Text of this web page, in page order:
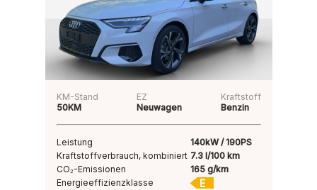
KM-Stand
50KM
EZ
Neuwagen
Kraftstoff
Benzin
Leistung
140kW / 190PS
Kraftstoffverbrauch, kombiniert 7.3 l/100 km
CO₂-Emissionen
165 g/km
Energieeffizienzklasse
E